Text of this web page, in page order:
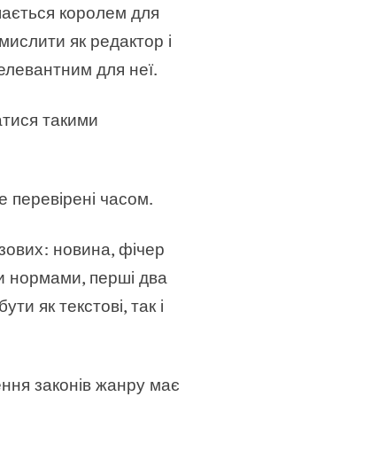
королем для
як редактор і
для неї.
такими
перевірені часом.
новина, фічер
нормами, перші два
як текстові, так і
законів жанру має